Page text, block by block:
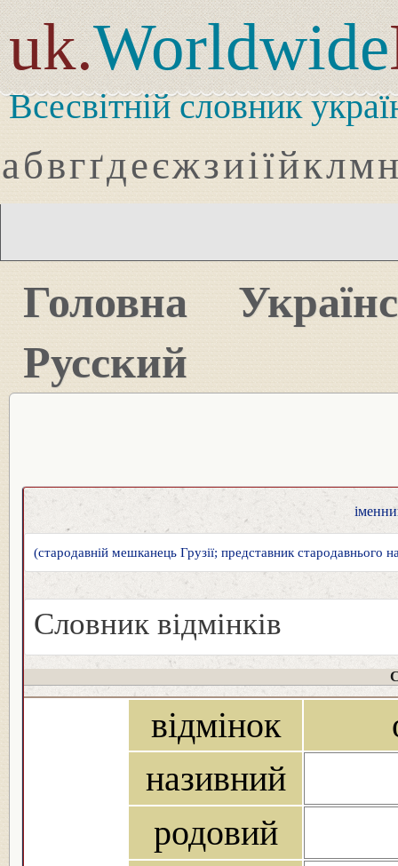
uk.Worldwide
Всесвітній словник
абвгґдеєжзиіїйклмн
Головна
Русский
(стародавній мешканець Грузії; представник стародавнього
Словник відмінків
відмінок
називний
родовий